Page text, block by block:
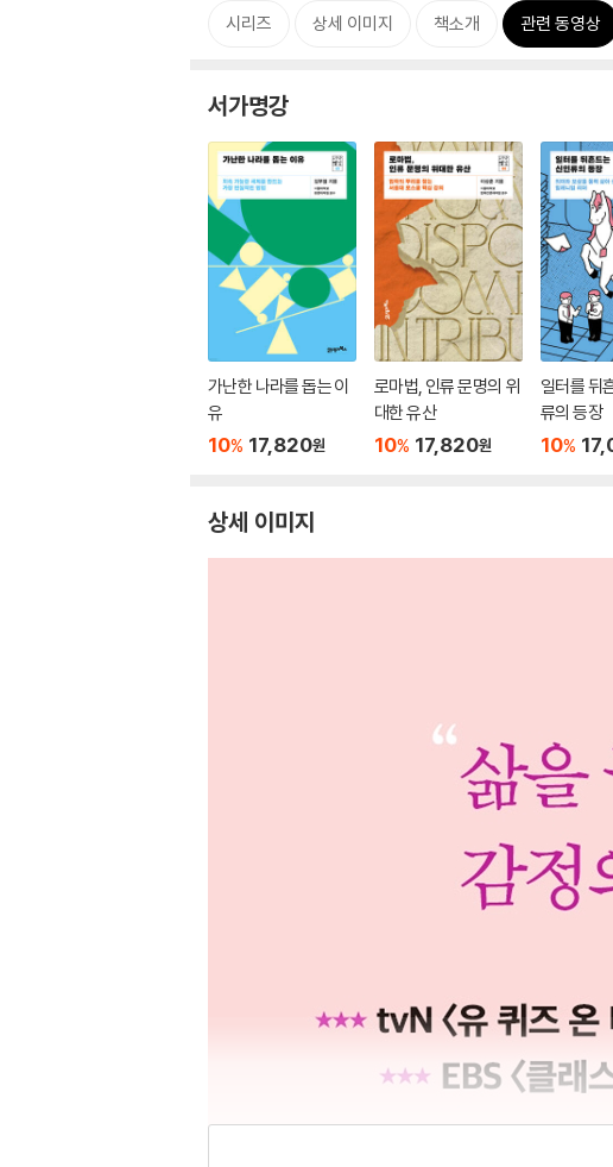
시리즈 상세 이미지 책소개 관련 동영상
서가명강
가난한 나라를 돕는 이
유
10% 17,820원
로마법, 인류 문명의 위
대한 유산
10% 17,820원
일터를 뒤
류의 등장
10%
상세 이미지